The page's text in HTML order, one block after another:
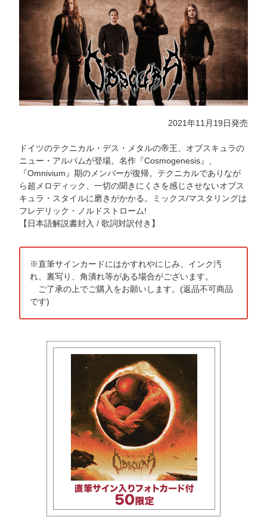
2021年11月19日発売
ドイツのテクニカル・デス・メタルの帝王、オブスキュラの
ニュー・アルバムが登場。名作『Cosmogenesis』、
『Omnivium』期のメンバーが復帰。テクニカルでありなが
ら超メロディック、一切の聞きにくさを感じさせないオブス
キュラ・スタイルに磨きがかかる。ミックス/マスタリングは
フレデリック・ノルドストローム!
【日本語解説書封入 / 歌詞対訳付き】
※直筆サインカードにはかすれやにじみ、インク汚
れ、裏写り、角潰れ等がある場合がございます。
ご了承の上でご購入をお願いします。(返品不可商品
です)